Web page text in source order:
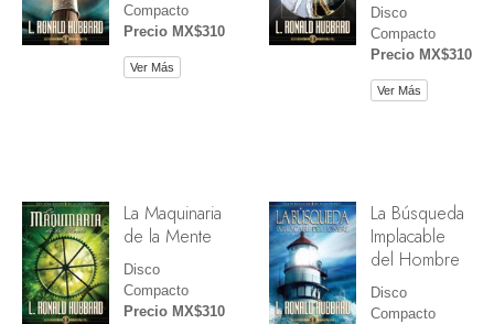
Compacto
Precio MX$310
Ver Más
Disco
Compacto
Precio MX$310
Ver Más
La Maquinaria
de la Mente
Disco
Compacto
Precio MX$310
La Búsqueda
Implacable
del Hombre
Disco
Compacto